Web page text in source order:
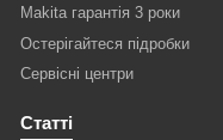
Makita гарантія 3 роки
Остерігайтеся підробки
Сервісні центри
Статті